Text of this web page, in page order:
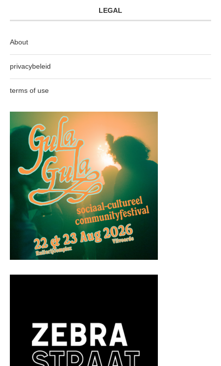
LEGAL
About
privacybeleid
terms of use